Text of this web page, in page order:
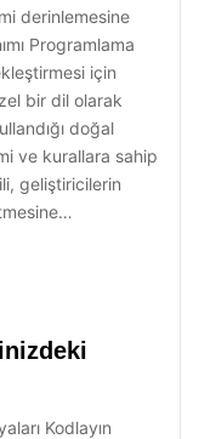
derinlemesine
Programlama
için
bir dil olarak
doğal
ve kurallara sahip
geliştiricilerin
Kodlayın